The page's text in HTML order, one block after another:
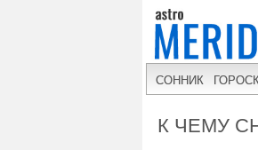
СОННИК
К ЧЕМУ